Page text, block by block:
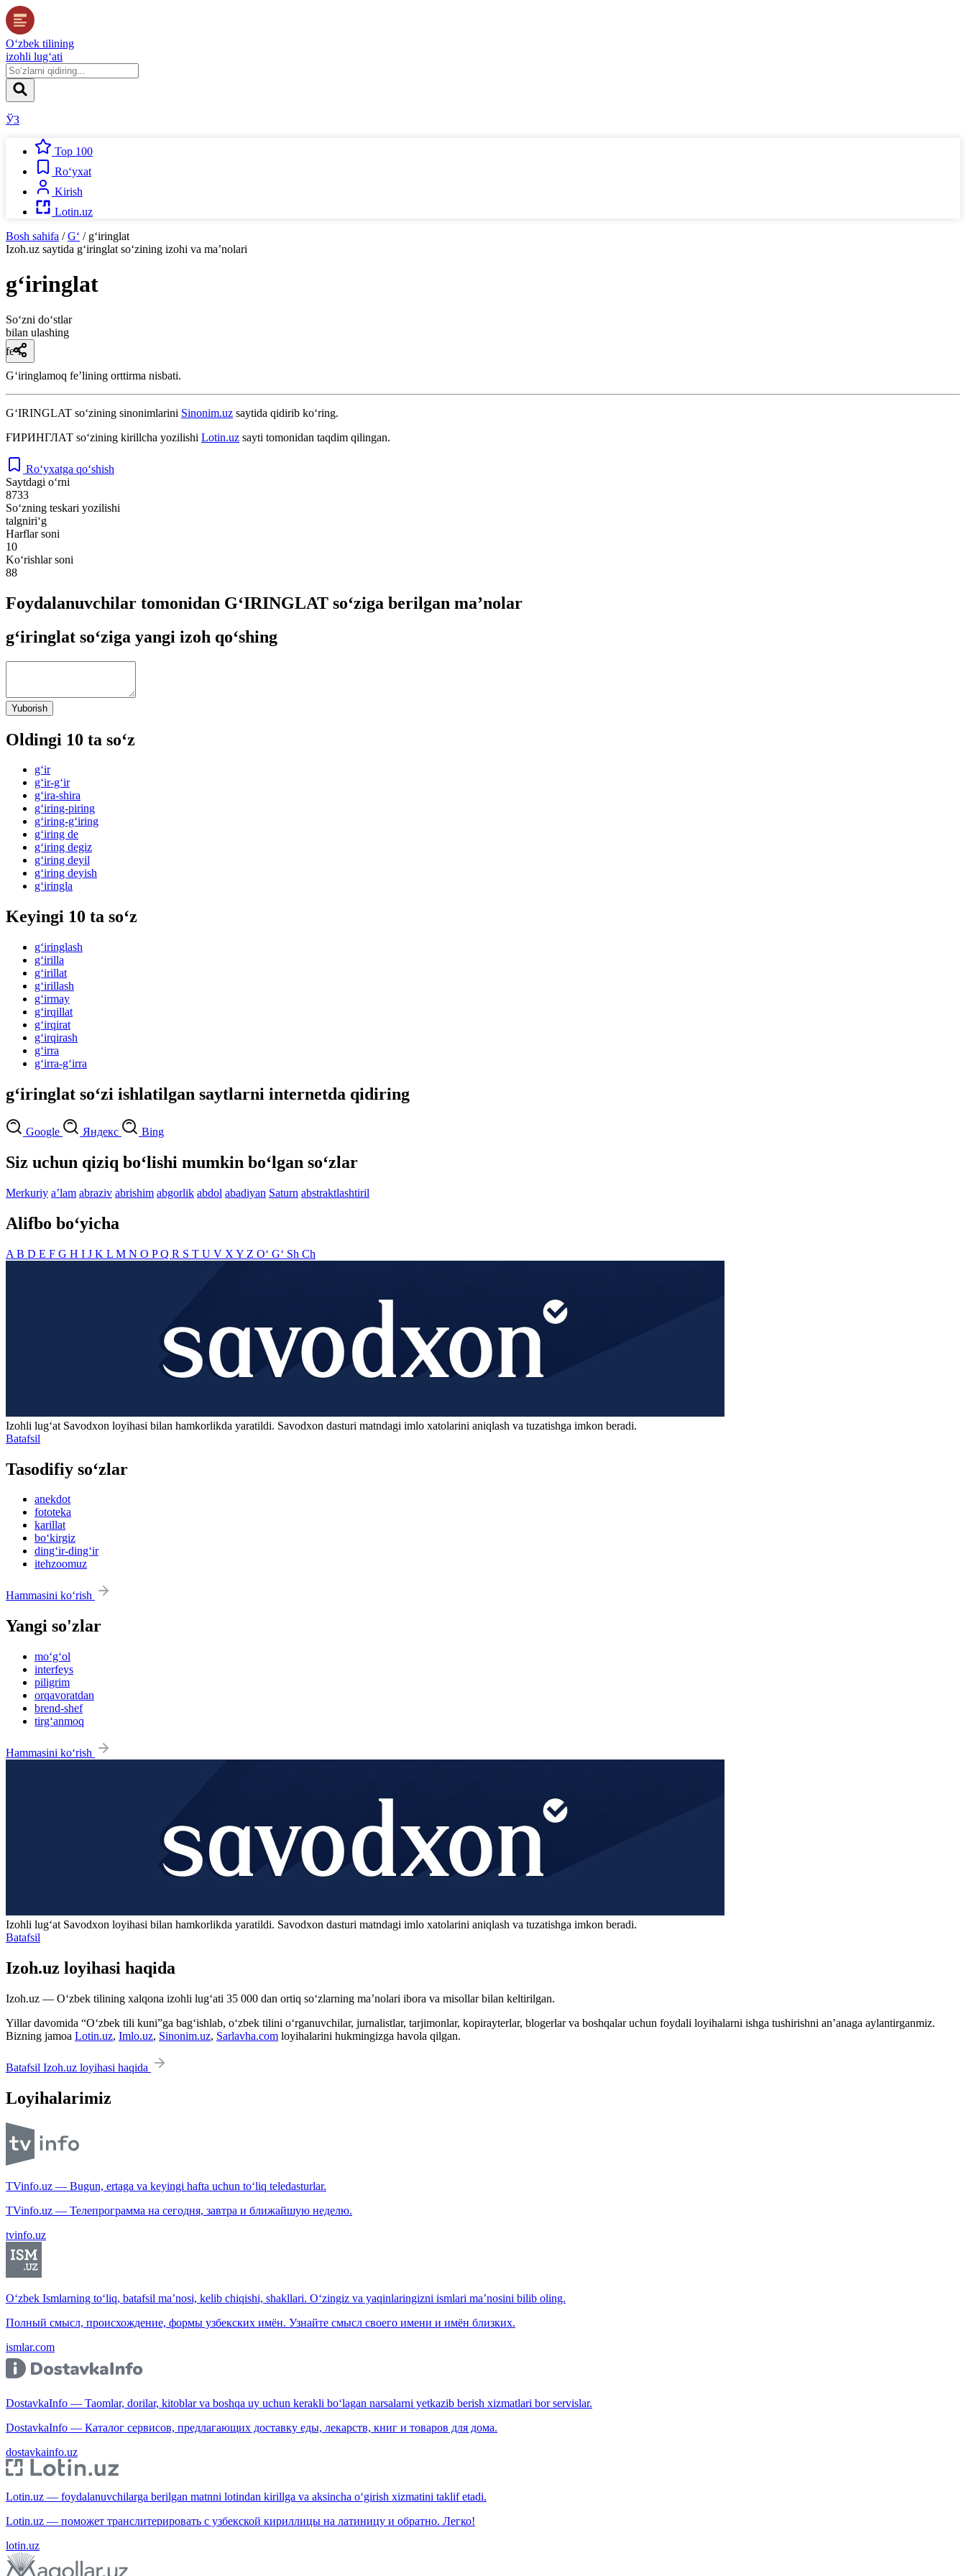
O‘zbek tilining
izohli lug‘ati
ЎЗ
Top 100
Ro‘yxat
Kirish
Lotin.uz
Bosh sahifa / G‘ / g‘iringlat
Izoh.uz saytida g‘iringlat so‘zining izohi va ma’nolari
g‘iringlat
So‘zni do‘stlar
bilan ulashing
fe’l
Gʻiringlamoq feʼlining orttirma nisbati.
G‘IRINGLAT so‘zining sinonimlarini Sinonim.uz saytida qidirib ko‘ring.
ҒИРИНГЛАТ so‘zining kirillcha yozilishi Lotin.uz sayti tomonidan taqdim qilingan.
Ro‘yxatga qo‘shish
Saytdagi o‘rni
8733
So‘zning teskari yozilishi
talgniri‘g
Harflar soni
10
Ko‘rishlar soni
88
Foydalanuvchilar tomonidan G‘IRINGLAT so‘ziga berilgan ma’nolar
g‘iringlat so‘ziga yangi izoh qo‘shing
Yuborish
Oldingi 10 ta so‘z
g‘ir
g‘ir-g‘ir
g‘ira-shira
g‘iring-piring
g‘iring-g‘iring
g‘iring de
g‘iring degiz
g‘iring deyil
g‘iring deyish
g‘iringla
Keyingi 10 ta so‘z
g‘iringlash
g‘irilla
g‘irillat
g‘irillash
g‘irmay
g‘irqillat
g‘irqirat
g‘irqirash
g‘irra
g‘irra-g‘irra
g‘iringlat so‘zi ishlatilgan saytlarni internetda qidiring
Google Яндекс Bing
Siz uchun qiziq bo‘lishi mumkin bo‘lgan so‘zlar
Merkuriy aʼlam abraziv abrishim abgorlik abdol abadiyan Saturn abstraktlashtiril
Alifbo bo‘yicha
A B D E F G H I J K L M N O PQ R S T U V X Y Z O‘ G‘ Sh Ch
Izohli lugʻat Savodxon loyihasi bilan hamkorlikda yaratildi. Savodxon dasturi matndagi imlo xatolarini aniqlash va tuzatishga imkon beradi.
Batafsil
Tasodifiy so‘zlar
anekdot
fototeka
karillat
bo‘kirgiz
ding‘ir-ding‘ir
itehzoomuz
Hammasini ko‘rish
Yangi so'zlar
mo‘g‘ol
interfeys
piligrim
orqavoratdan
brend-shef
tirg‘anmoq
Hammasini ko‘rish
Izohli lugʻat Savodxon loyihasi bilan hamkorlikda yaratildi. Savodxon dasturi matndagi imlo xatolarini aniqlash va tuzatishga imkon beradi.
Batafsil
Izoh.uz loyihasi haqida
Izoh.uz — O‘zbek tilining xalqona izohli lug‘ati 35 000 dan ortiq so‘zlarning ma’nolari ibora va misollar bilan keltirilgan.
Yillar davomida “O‘zbek tili kuni”ga bag‘ishlab, o‘zbek tilini o‘rganuvchilar, jurnalistlar, tarjimonlar, kopirayterlar, blogerlar va boshqalar uchun foydali loyihalarni ishga tushirishni an’anaga aylantirganmiz.
Bizning jamoa Lotin.uz, Imlo.uz, Sinonim.uz, Sarlavha.com loyihalarini hukmingizga havola qilgan.
Batafsil Izoh.uz loyihasi haqida
Loyihalarimiz
TVinfo.uz — Bugun, ertaga va keyingi hafta uchun to‘liq teledasturlar.
TVinfo.uz — Телепрограмма на сегодня, завтра и ближайшую неделю.
tvinfo.uz
O‘zbek Ismlarning to‘liq, batafsil ma’nosi, kelib chiqishi, shakllari. O‘zingiz va yaqinlaringizni ismlari ma’nosini bilib oling.
Полный смысл, происхождение, формы узбекских имён. Узнайте смысл своего имени и имён близких.
ismlar.com
DostavkaInfo — Taomlar, dorilar, kitoblar va boshqa uy uchun kerakli bo‘lagan narsalarni yetkazib berish xizmatlari bor servislar.
DostavkaInfo — Каталог сервисов, предлагающих доставку еды, лекарств, книг и товаров для дома.
dostavkainfo.uz
Lotin.uz — foydalanuvchilarga berilgan matnni lotindan kirillga va aksincha o‘girish xizmatini taklif etadi.
Lotin.uz — поможет транслитерировать с узбекской кириллицы на латиницу и обратно. Легко!
lotin.uz